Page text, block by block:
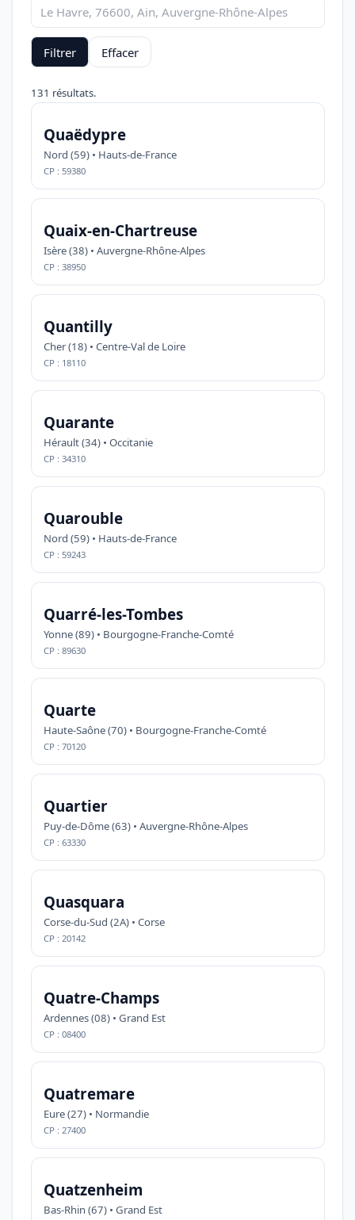
Filtrer Effacer
131 résultats.
Quaëdypre
Nord (59) • Hauts-de-France
CP : 59380
Quaix-en-Chartreuse
Isère (38) • Auvergne-Rhône-Alpes
CP : 38950
Quantilly
Cher (18) • Centre-Val de Loire
CP : 18110
Quarante
Hérault (34) • Occitanie
CP : 34310
Quarouble
Nord (59) • Hauts-de-France
CP : 59243
Quarré-les-Tombes
Yonne (89) • Bourgogne-Franche-Comté
CP : 89630
Quarte
Haute-Saône (70) • Bourgogne-Franche-Comté
CP : 70120
Quartier
Puy-de-Dôme (63) • Auvergne-Rhône-Alpes
CP : 63330
Quasquara
Corse-du-Sud (2A) • Corse
CP : 20142
Quatre-Champs
Ardennes (08) • Grand Est
CP : 08400
Quatremare
Eure (27) • Normandie
CP : 27400
Quatzenheim
Bas-Rhin (67) • Grand Est